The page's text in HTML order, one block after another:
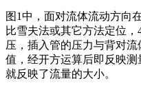
图1中，面对流体流动方向
比雪夫法或其它方法定位
压，插入管的压力与背对
值，经开方运算后即反映
就反映了流量的大小。